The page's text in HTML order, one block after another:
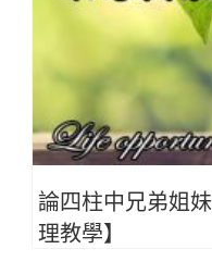
論四柱中兄弟姐
理教學】